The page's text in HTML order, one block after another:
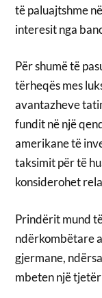
të paluajtshme
interesit nga
Për shumë të
tërheqës mes
avantazheve
fundit në një
amerikane të
taksimit për të
konsiderohet
Prindërit mund
ndërkombëtare
gjermane,
mbeten një